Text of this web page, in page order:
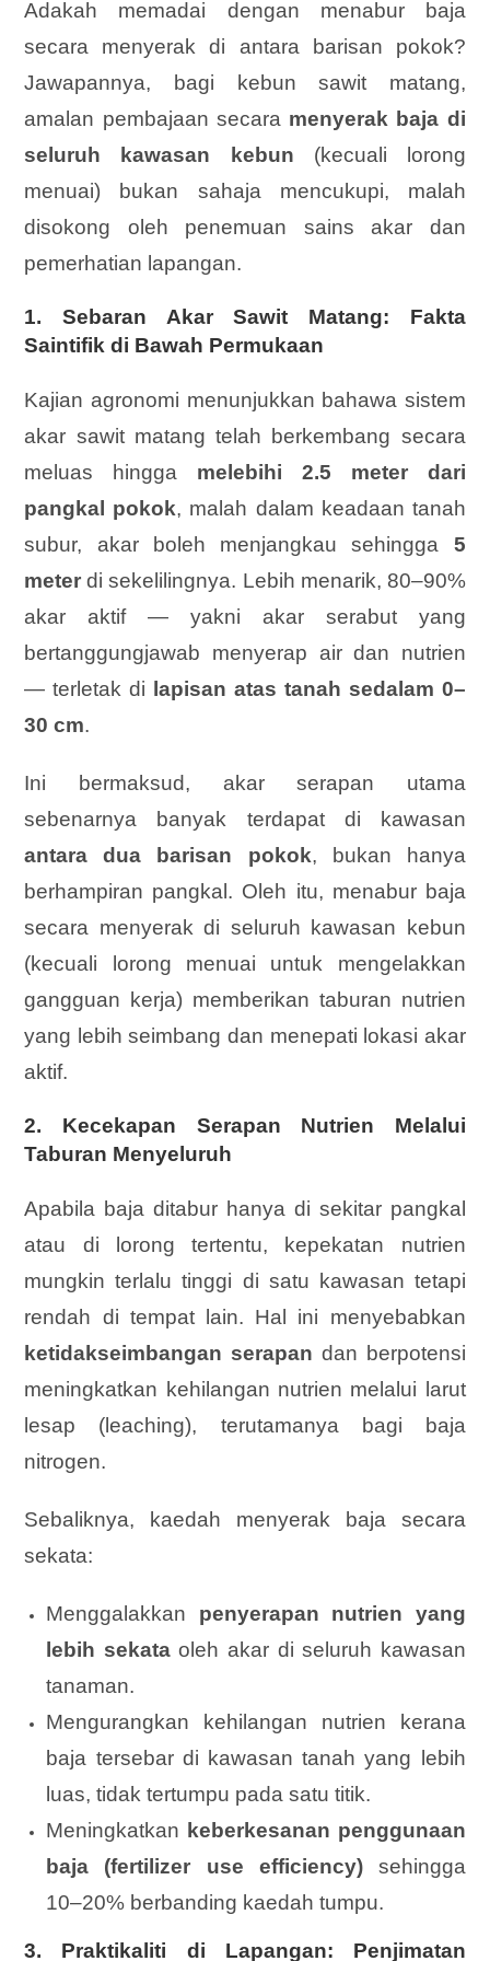
Adakah memadai dengan menabur baja
secara menyerak di antara barisan pokok?
Jawapannya, bagi kebun sawit matang,
amalan pembajaan secara menyerak baja di
seluruh kawasan kebun (kecuali lorong
menuai) bukan sahaja mencukupi, malah
disokong oleh penemuan sains akar dan
pemerhatian lapangan.
1. Sebaran Akar Sawit Matang: Fakta
Saintifik di Bawah Permukaan
Kajian agronomi menunjukkan bahawa sistem
akar sawit matang telah berkembang secara
meluas hingga melebihi 2.5 meter dari
pangkal pokok, malah dalam keadaan tanah
subur, akar boleh menjangkau sehingga 5
meter di sekelilingnya. Lebih menarik, 80–90%
akar aktif — yakni akar serabut yang
bertanggungjawab menyerap air dan nutrien
— terletak di
lapisan atas tanah sedalam 0–
30 cm.
Ini bermaksud, akar serapan utama
sebenarnya banyak terdapat di kawasan
antara dua barisan pokok, bukan hanya
berhampiran pangkal. Oleh itu, menabur baja
secara menyerak di seluruh kawasan kebun
(kecuali lorong menuai untuk mengelakkan
gangguan kerja) memberikan taburan nutrien
yang lebih seimbang dan menepati lokasi akar
aktif.
2. Kecekapan Serapan Nutrien Melalui
Taburan Menyeluruh
Apabila baja ditabur hanya di sekitar pangkal
atau di lorong tertentu, kepekatan nutrien
mungkin terlalu tinggi di satu kawasan tetapi
rendah di tempat lain. Hal ini menyebabkan
ketidakseimbangan serapan dan berpotensi
meningkatkan kehilangan nutrien melalui larut
lesap (leaching), terutamanya bagi baja
nitrogen.
Sebaliknya, kaedah menyerak baja secara
sekata:
Menggalakkan penyerapan nutrien yang
lebih sekataoleh akar di seluruh kawasan
tanaman.
Mengurangkan kehilangan nutrien kerana
baja tersebar di kawasan tanah yang lebih
luas, tidak tertumpu pada satu titik.
Meningkatkan keberkesanan penggunaan
baja (fertilizer use efficiency)sehingga
10–20% berbanding kaedah tumpu.
3. Praktikaliti di Lapangan: Penjimatan